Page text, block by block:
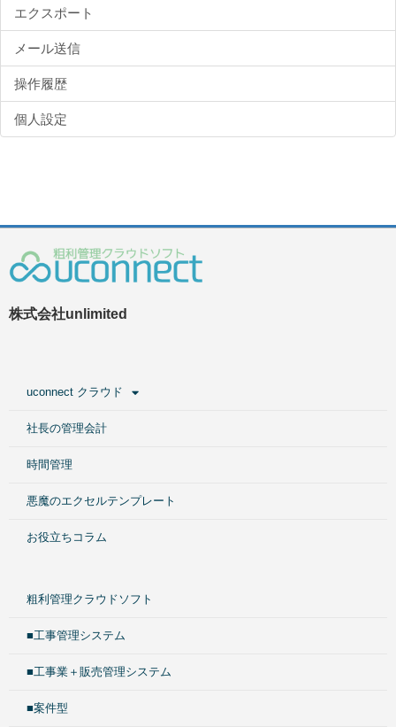
エクスポート
メール送信
操作履歴
個人設定
株式会社unlimited
uconnect クラウド
社長の管理会計
時間管理
悪魔のエクセルテンプレート
お役立ちコラム
粗利管理クラウドソフト
■工事管理システム
■工事業＋販売管理システム
■案件型